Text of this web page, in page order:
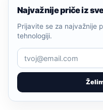
Najvažnije priče iz
Prijavite se za najvažnije
tehnologiji.